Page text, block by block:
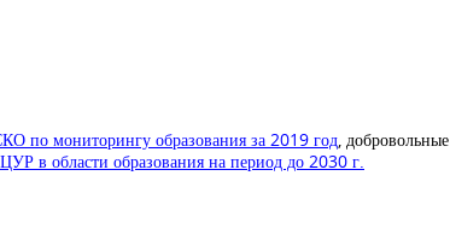
по мониторингу образования за 2019 год, добровольные
в области образования на период до 2030 г.